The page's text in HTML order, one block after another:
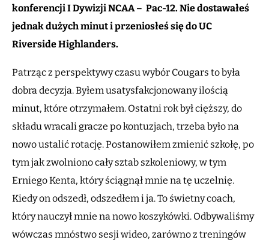
konferencji I Dywizji NCAA – Pac-12. Nie dostawałeś
jednak dużych minut i przeniosłeś się do UC
Riverside Highlanders.
Patrząc z perspektywy czasu wybór Cougars to była
dobra decyzja. Byłem usatysfakcjonowany ilością
minut, które otrzymałem. Ostatni rok był cięższy, do
składu wracali gracze po kontuzjach, trzeba było na
nowo ustalić rotację. Postanowiłem zmienić szkołę, po
tym jak zwolniono cały sztab szkoleniowy, w tym
Erniego Kenta, który ściągnął mnie na tę uczelnię.
Kiedy on odszedł, odszedłem i ja. To świetny coach,
który nauczył mnie na nowo koszykówki. Odbywaliśmy
wówczas mnóstwo sesji wideo, zarówno z treningów